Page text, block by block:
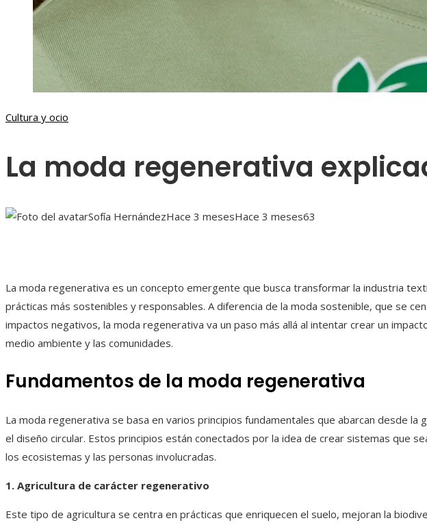
Cultura y ocio
La moda regenerativa
Sofía HernándezHace 3 mesesHace 3 meses63
La moda regenerativa es un concepto emergente que busca transformar la industria
prácticas más sostenibles y responsables. A diferencia de la moda sostenible, que se
impactos negativos, la moda regenerativa va un paso más allá al intentar crear un
medio ambiente y las comunidades.
Fundamentos de la moda regenerativa
La moda regenerativa se basa en varios principios fundamentales que abarcan desde la
el diseño circular. Estos principios están conectados por la idea de crear sistemas que
los ecosistemas y las personas involucradas.
1. Agricultura de carácter regenerativo
Este tipo de agricultura se centra en prácticas que enriquecen el suelo, mejoran la